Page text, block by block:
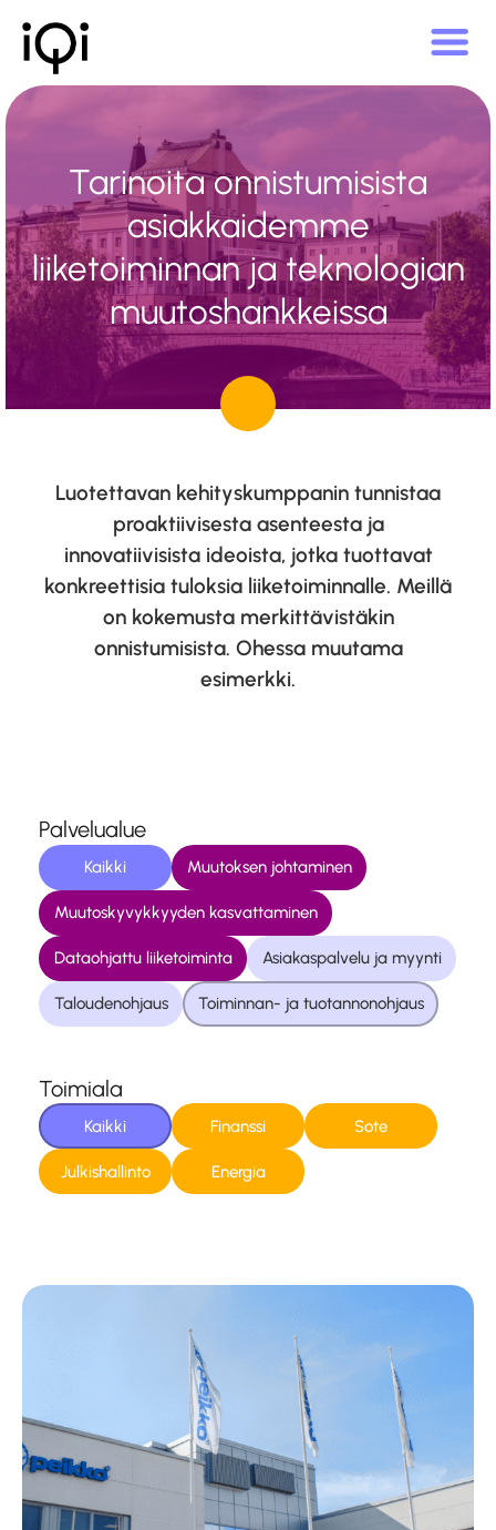
Tarinoita onnistumisista
asiakkaidemme
liiketoiminnan ja teknologian
muutoshankkeissa
Luotettavan kehityskumppanin tunnistaa
proaktiivisesta asenteesta ja
innovatiivisista ideoista, jotka tuottavat
konkreettisia tuloksia liiketoiminnalle. Meillä
on kokemusta merkittävistäkin
onnistumisista. Ohessa muutama
esimerkki.
Palvelualue
Kaikki Muutoksen johtaminen
Muutoskyvykkyyden kasvattaminen
Dataohjattu liiketoiminta Asiakaspalvelu ja myynti
Taloudenohjaus Toiminnan- ja tuotannonohjaus
Toimiala
Kaikki Finanssi Sote
Julkishallinto Energia